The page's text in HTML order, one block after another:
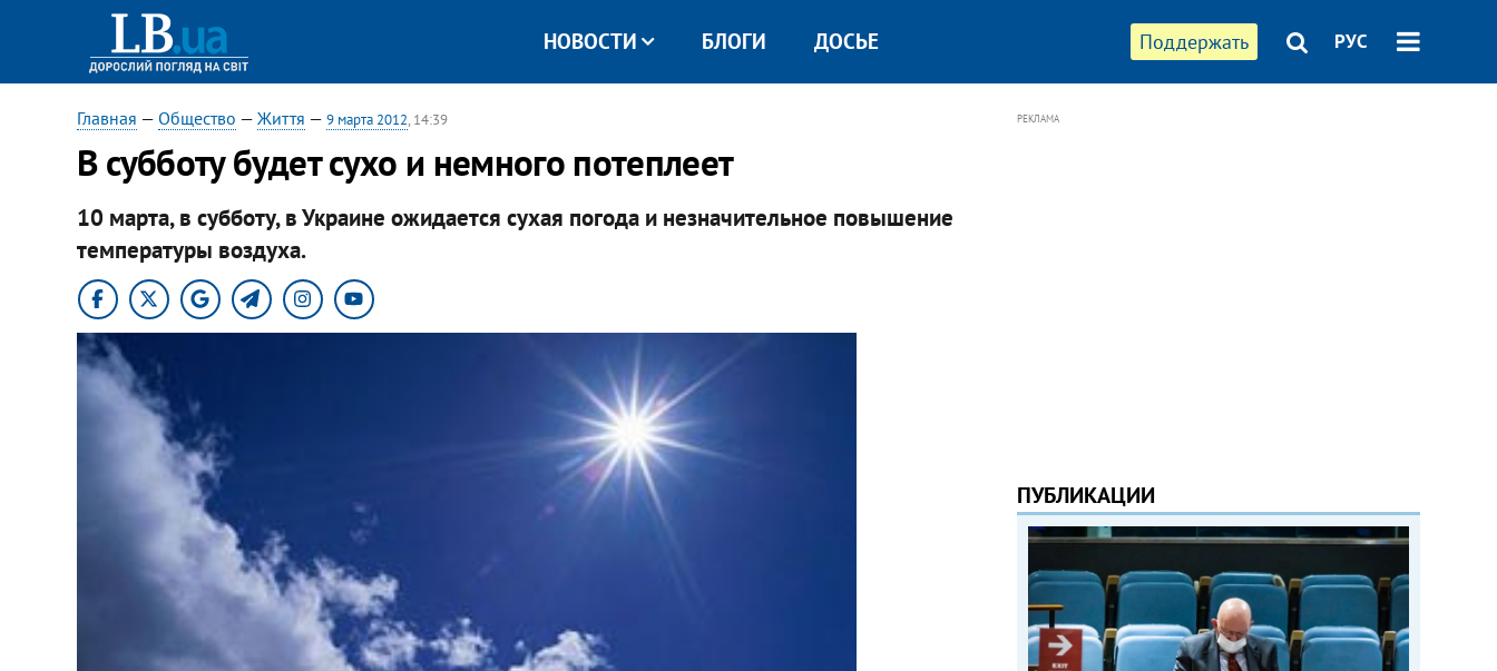
Поддержать РУС
НОВОСТИ БЛОГИ ДОСЬЕ
Главная — Общество — Життя — 9 марта 2012, 14:39
В субботу будет сухо и немного потеплеет
10 марта, в субботу, в Украине ожидается сухая погода и незначительное повышение
температуры воздуха.
РЕКЛАМА
ПУБЛИКАЦИИ